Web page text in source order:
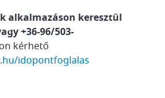
alkalmazáson keresztül
+36-96/503-
kérhető
idopontfoglalas